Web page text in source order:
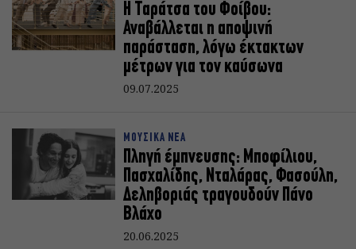
Η Ταράτσα του Φοίβου:
Αναβάλλεται η αποψινή
παράσταση, λόγω έκτακτων
μέτρων για τον καύσωνα
09.07.2025
ΜΟΥΣΙΚΑ ΝΕΑ
Πληγή έμπνευσης: Μποφίλιου,
Πασχαλίδης, Νταλάρας, Φασούλη,
Δεληβοριάς τραγουδούν Πάνο
Βλάχο
20.06.2025